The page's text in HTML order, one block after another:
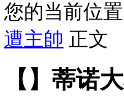
您的当前位置
遭主帥 正文
【】蒂诺